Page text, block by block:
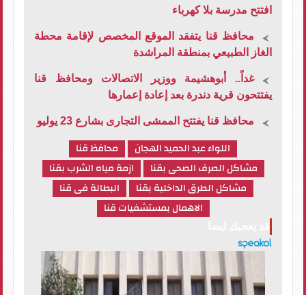
افتتح مدرسة بلا كهرباء
محافظ قنا يتفقد الموقع المخصص لإقامة محطة
الغاز الطبيعي بمنطقة المراشدة
غداً.. أبوهشيمة ووزير الاتصالات ومحافظ قنا
يفتتحون قرية دندرة بعد إعادة إعمارها
محافظ قنا يفتتح الممشى التجارى بشارع 23 يوليو
اللواء عبد الحميد الهجان
محافظ قنا
مشاكل الصرف الصحى بقنا
ازمة مياه الشرب بقنا
مشاكل الطرق الداخلية بقنا
البطالة فى قنا
الاهمال بمستشفيات قنا